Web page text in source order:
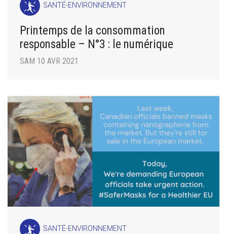
SANTÉ-ENVIRONNEMENT
Printemps de la consommation
responsable – N°3 : le numérique
SAM 10 AVR 2021
SANTÉ-ENVIRONNEMENT